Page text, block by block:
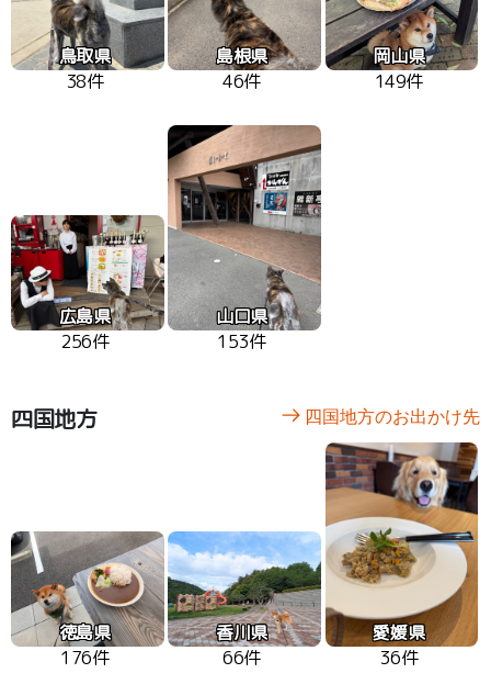
鳥取県
38件
島根県
46件
岡山県
149件
広島県
256件
山口県
153件
四国地方 四国地方のお出かけ先
徳島県
176件
香川県
66件
愛媛県
36件